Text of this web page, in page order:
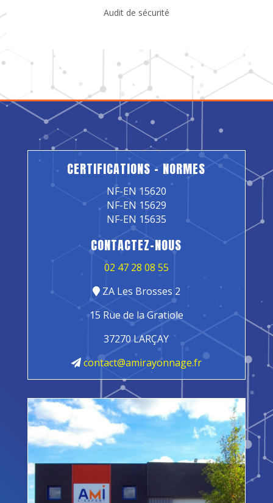
Audit de sécurité
CERTIFICATIONS – NORMES
NF-EN 15620
NF-EN 15629
NF-EN 15635
CONTACTEZ-NOUS
02 47 28 08 55
ZA Les Brosses 2
15 Rue de la Gratiole
37270 LARÇAY
contact@amirayonnage.fr